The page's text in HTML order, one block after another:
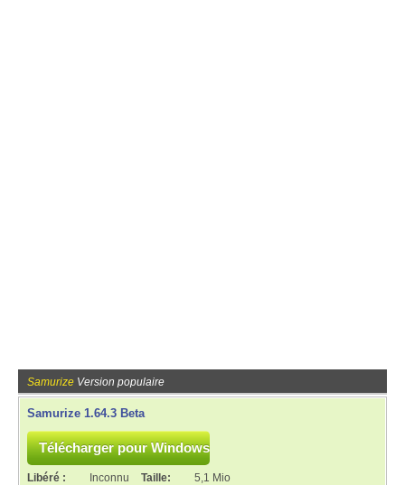
Samurize Version populaire
Samurize 1.64.3 Beta
Libéré : Inconnu Taille:
5,1 Mio